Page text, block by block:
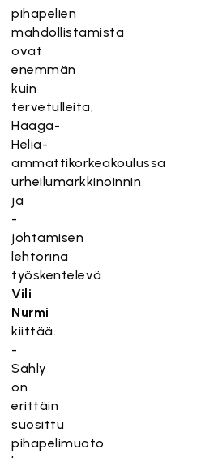
pihapelien
mahdollistamista
ovat
enemmän
kuin
tervetulleita,
Haaga-
Helia-
ammattikorkeakoulussa
urheilumarkkinoinnin
ja
-
johtamisen
lehtorina
työskentelevä
Vili
Nurmi
kiittää.
-
Sähly
on
erittäin
suosittu
pihapelimuoto